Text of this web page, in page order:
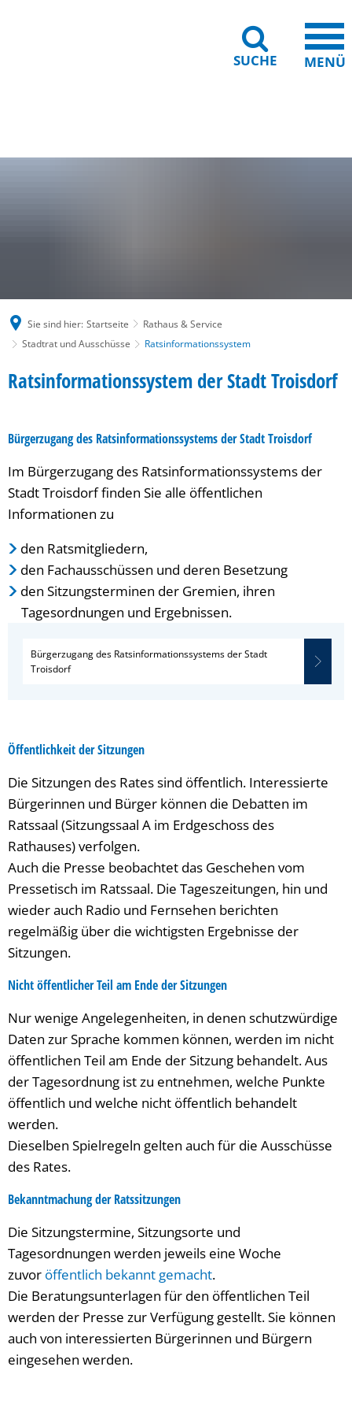
SUCHE MENÜ
Sie sind hier: Startseite
Rathaus & Service
Stadtrat und Ausschüsse
Ratsinformationssystem
Ratsinformationssystem der Stadt Troisdorf
Bürgerzugang des Ratsinformationssystems der Stadt Troisdorf
Im Bürgerzugang des Ratsinformationssystems der
Stadt Troisdorf finden Sie alle öffentlichen
Informationen zu
den Ratsmitgliedern,
den Fachausschüssen und deren Besetzung
den Sitzungsterminen der Gremien, ihren
Tagesordnungen und Ergebnissen.
Bürgerzugang des Ratsinformationssystems der Stadt
Troisdorf
Öffentlichkeit der Sitzungen
Die Sitzungen des Rates sind öffentlich. Interessierte
Bürgerinnen und Bürger können die Debatten im
Ratssaal (Sitzungssaal A im Erdgeschoss des
Rathauses) verfolgen.
Auch die Presse beobachtet das Geschehen vom
Pressetisch im Ratssaal. Die Tageszeitungen, hin und
wieder auch Radio und Fernsehen berichten
regelmäßig über die wichtigsten Ergebnisse der
Sitzungen.
Nicht öffentlicher Teil am Ende der Sitzungen
Nur wenige Angelegenheiten, in denen schutzwürdige
Daten zur Sprache kommen können, werden im nicht
öffentlichen Teil am Ende der Sitzung behandelt. Aus
der Tagesordnung ist zu entnehmen, welche Punkte
öffentlich und welche nicht öffentlich behandelt
werden.
Dieselben Spielregeln gelten auch für die Ausschüsse
des Rates.
Bekanntmachung der Ratssitzungen
Die Sitzungstermine, Sitzungsorte und
Tagesordnungen werden jeweils eine Woche
zuvor öffentlich bekannt gemacht.
Die Beratungsunterlagen für den öffentlichen Teil
werden der Presse zur Verfügung gestellt. Sie können
auch von interessierten Bürgerinnen und Bürgern
eingesehen werden.